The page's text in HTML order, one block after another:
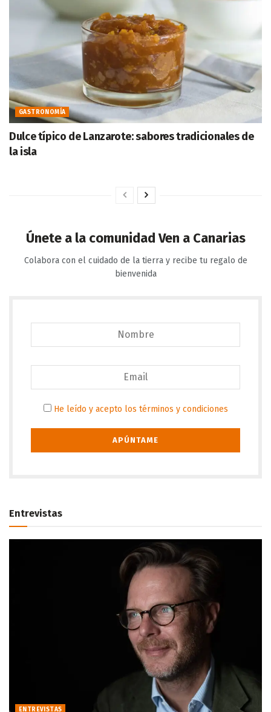
GASTRONOMÍA
Dulce típico de Lanzarote: sabores tradicionales de
la isla
Únete a la comunidad Ven a Canarias
Colabora con el cuidado de la tierra y recibe tu regalo de
bienvenida
He leído y acepto los términos y condiciones
Entrevistas
ENTREVISTAS